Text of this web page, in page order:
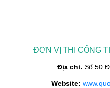
ĐƠN VỊ THI CÔNG
Địa chỉ: Số 50
Website: